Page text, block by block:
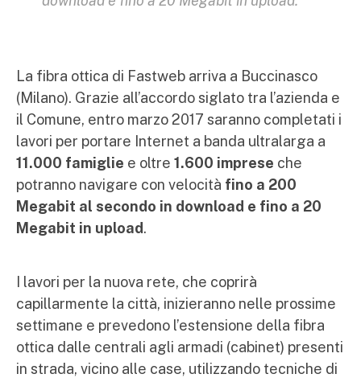
La fibra ottica di Fastweb arriva a Buccinasco
(Milano). Grazie all’accordo siglato tra l’azienda e
il Comune, entro marzo 2017 saranno completati i
lavori per portare Internet a banda ultralarga a
11.000 famiglie e oltre 1.600 imprese che
potranno navigare con velocità fino a 200
Megabit al secondo in download e fino a 20
Megabit in upload.
I lavori per la nuova rete, che coprirà
capillarmente la città, inizieranno nelle prossime
settimane e prevedono l’estensione della fibra
ottica dalle centrali agli armadi (cabinet) presenti
in strada, vicino alle case, utilizzando tecniche di